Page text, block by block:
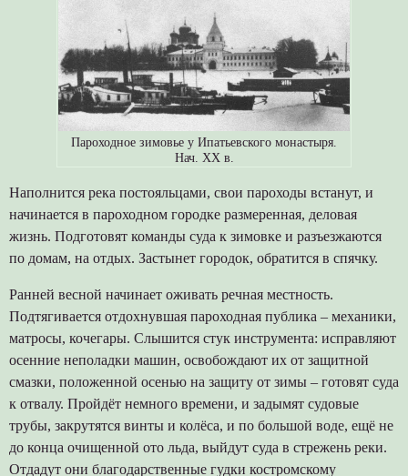
Пароходное зимовье у Ипатьевского монастыря.
Нач. ХХ в.
Наполнится река постояльцами, свои пароходы встанут, и
начинается в пароходном городке размеренная, деловая
жизнь. Подготовят команды суда к зимовке и разъезжаются
по домам, на отдых. Застынет городок, обратится в спячку.
Ранней весной начинает оживать речная местность.
Подтягивается отдохнувшая пароходная публика – механики,
матросы, кочегары. Слышится стук инструмента: исправляют
осенние неполадки машин, освобождают их от защитной
смазки, положенной осенью на защиту от зимы – готовят суда
к отвалу. Пройдёт немного времени, и задымят судовые
трубы, закрутятся винты и колёса, и по большой воде, ещё не
до конца очищенной ото льда, выйдут суда в стрежень реки.
Отдадут они благодарственные гудки костромскому